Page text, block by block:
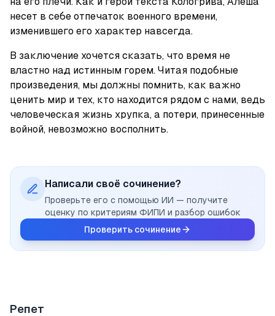
несет в себе отпечаток военного времени,
изменившего его характер навсегда.
В заключение хочется сказать, что время не
властно над истинным горем. Читая подобные
произведения, мы должны помнить, как важно
ценить мир и тех, кто находится рядом с нами, ведь
человеческая жизнь хрупка, а потери, принесенные
войной, невозможно восполнить.
Написали своё сочинение?
Проверьте его с помощью ИИ — получите
оценку по критериям ФИПИ и разбор ошибок
Проверить сочинение
Репет